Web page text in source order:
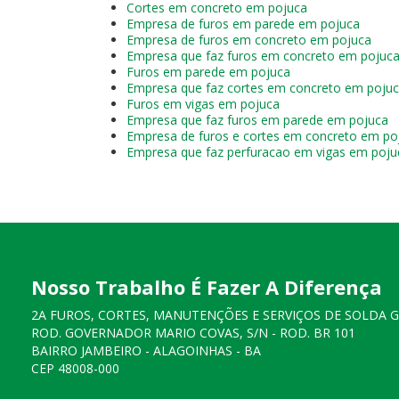
Cortes em concreto em pojuca
Empresa de furos em parede em pojuca
Empresa de furos em concreto em pojuca
Empresa que faz furos em concreto em pojuca
Furos em parede em pojuca
Empresa que faz cortes em concreto em
Furos em vigas em pojuca
Empresa que faz furos em parede em pojuca
Empresa de furos e cortes em concreto em
Empresa que faz perfuracao em vigas em
Nosso Trabalho É Fazer A Diferença
2A FUROS, CORTES, MANUTENÇÕES E SERVIÇOS DE SOLDA
ROD. GOVERNADOR MARIO COVAS, S/N - ROD. BR 101
BAIRRO JAMBEIRO - ALAGOINHAS - BA
CEP 48008-000